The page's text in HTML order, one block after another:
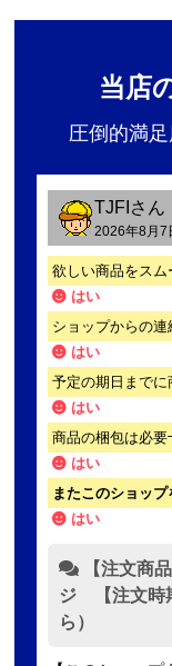
当店
圧倒的満足
TJFI さ
2026年8月7
欲しい商品をスム
はい
ショップからの連
はい
予定の期日までに
はい
商品の梱包は必要
はい
またこのショッ
はい
【注文商
ジ 【注文時
ら）